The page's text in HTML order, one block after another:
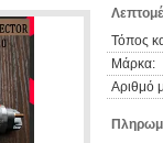
Τόπος
Μάρκα:
Αριθμό